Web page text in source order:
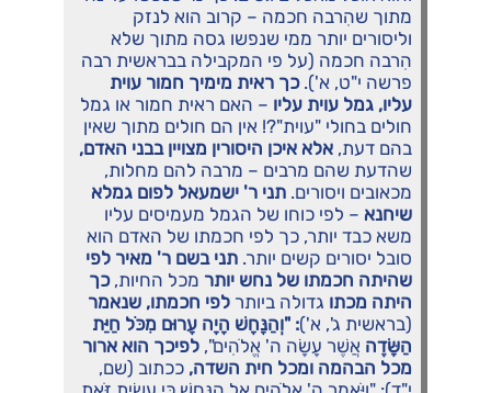
מתוך שהִרבה חכמה – קרוב הוא לנזק
וליסורים יותר ממי שנפשו גסה מתוך שלא
הִרבה חכמה (על פי המקבילה בבראשית רבה
פרשה י"ט, א').כך ראית מימיך חמור עוית
עליו, גמל עוית עליו – האם ראית חמור או גמל
חולים בחולי "עוית"?! אין הם חולים מתוך שאין
בהם דעת, אלא איכן היסורין מצויין בבני האדם,
שהדעת שהם מרבים – מרבה להם מחלות,
מכאובים ויסורים. תני ר' ישמעאל לפום גמלא
שיחנא – לפי כוחו של הגמל מעמיסים עליו
משא כבד יותר, כך לפי חכמתו של האדם הוא
סובל יסורים קשים יותר. תני בשם ר' מאיר לפי
שהיתה חכמתו של נחש יותר מכל החיות,כך
היתה מכתו גדולה ביותר לפי חכמתו, שנאמר
(בראשית ג', א'): "וְהַנָּחָשׁ הָיָה עָרוּם מִכֹּל חַיַּת
הַשָּׂדֶה אֲשֶׁר עָשָׂה ה' אֱלֹהִים", לפיכך הוא ארור
מכל הבהמה ומכל חית השדה, ככתוב (שם,